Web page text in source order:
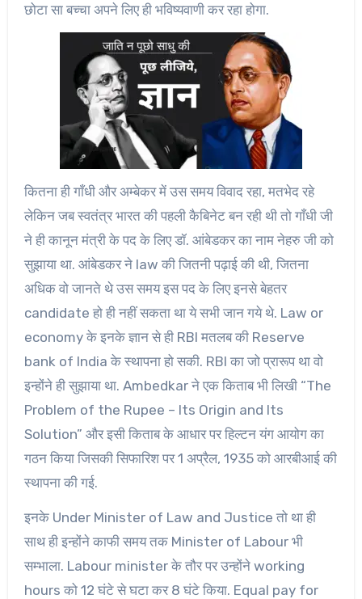
छोटा सा बच्चा अपने लिए ही भविष्यवाणी कर रहा होगा.
कितना ही गाँधी और अम्बेकर में उस समय विवाद रहा, मतभेद रहे
लेकिन जब स्वतंत्र भारत की पहली कैबिनेट बन रही थी तो गाँधी जी
ने ही कानून मंत्री के पद के लिए डॉ. आंबेडकर का नाम नेहरु जी को
सुझाया था. आंबेडकर ने law की जितनी पढ़ाई की थी, जितना
अधिक वो जानते थे उस समय इस पद के लिए इनसे बेहतर
candidate हो ही नहीं सकता था ये सभी जान गये थे. Law or
economy के इनके ज्ञान से ही RBI मतलब की Reserve
bank of India के स्थापना हो सकी. RBI का जो प्रारूप था वो
इन्होंने ही सुझाया था. Ambedkar ने एक किताब भी लिखी “The
Problem of the Rupee – Its Origin and Its
Solution” और इसी किताब के आधार पर हिल्टन यंग आयोग का
गठन किया जिसकी सिफारिश पर 1 अप्रैल, 1935 को आरबीआई की
स्थापना की गई.
इनके Under Minister of Law and Justice तो था ही
साथ ही इन्होंने काफी समय तक Minister of Labour भी
सम्भाला. Labour minister के तौर पर उन्होंने working
hours को 12 घंटे से घटा कर 8 घंटे किया. Equal pay for